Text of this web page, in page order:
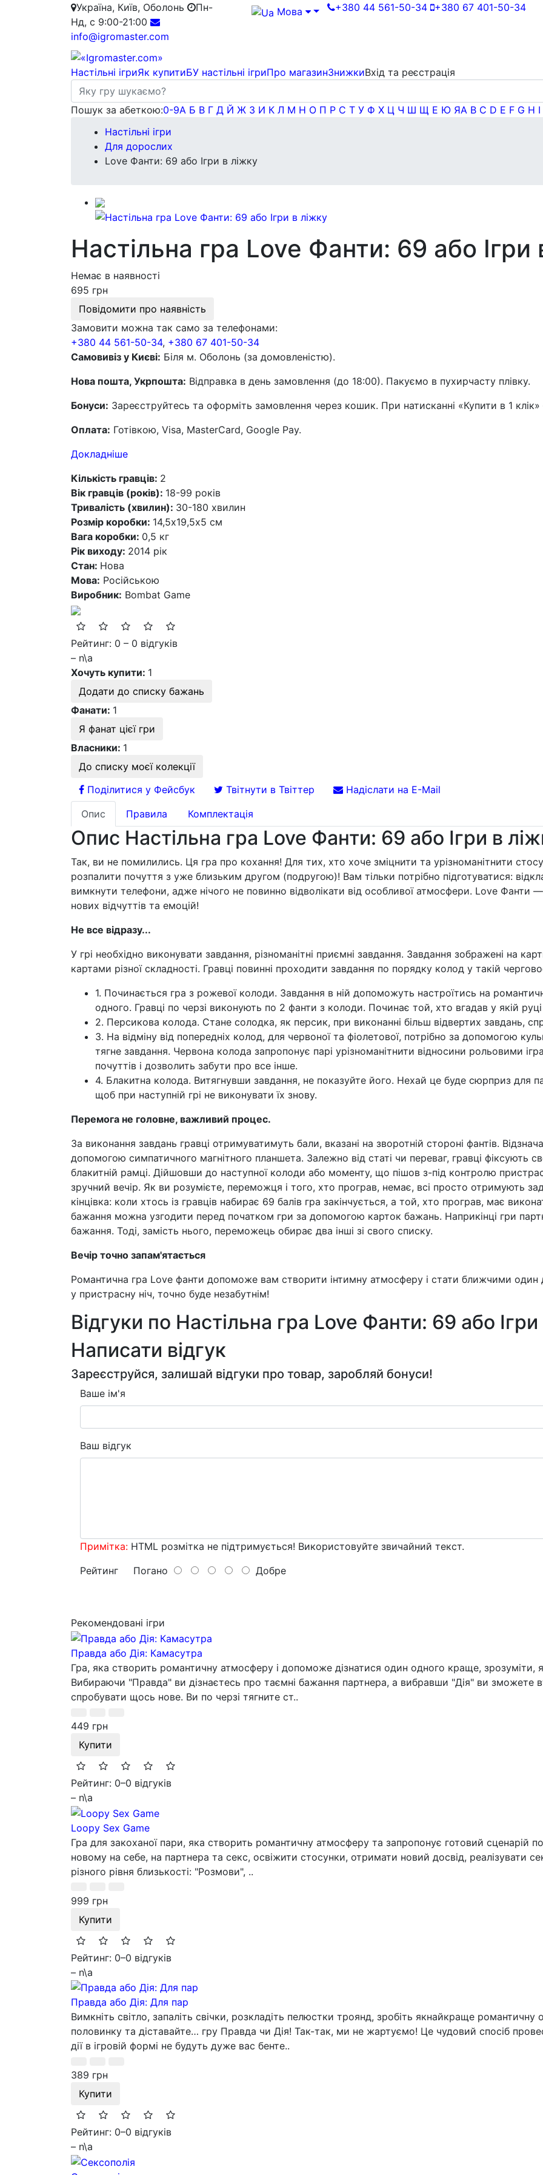
Україна, Київ, Оболонь
Пн-
Нд, с 9:00-21:00
info@igromaster.com
Мова +380 44 561-50-34 +380 67 401-50-34
Настільні ігриЯк купитиБУ настільні ігриПро магазинЗнижкиВхід та реєстрація
Пошук за абеткою:0-9А Б В Г Д Й Ж З И К Л М Н О П Р С Т У Ф Х Ц Ч Ш Щ Е Ю ЯA B C D E F G H I
Настільні ігри
Для дорослих
Love Фанти: 69 або Ігри в ліжку
Настільна гра Love Фанти: 69 або Ігри
Немає в наявності
695 грн
Повідомити про наявність
Замовити можна так само за телефонами:
+380 44 561-50-34, +380 67 401-50-34
Самовивіз у Києві: Біля м. Оболонь (за домовленістю).
Нова пошта, Укрпошта: Відправка в день замовлення (до 18:00). Пакуємо в пухирчасту плівку.
Бонуси: Зареєструйтесь та оформіть замовлення через кошик. При натисканні «Купити в 1
Оплата: Готівкою, Visa, MasterCard, Google Pay.
Докладніше
Кількість гравців: 2
Вік гравців (років): 18-99 років
Тривалість (хвилин): 30-180 хвилин
Розмір коробки: 14,5х19,5х5 см
Вага коробки: 0,5 кг
Рік виходу: 2014 рік
Стан: Нова
Мова: Російською
Виробник: Bombat Game
Рейтинг: 0 – 0 відгуків
– n\a
Хочуть купити: 1
Додати до списку бажань
Фанати: 1
Я фанат цієї гри
Власники: 1
До списку моєї колекції
Поділитися у Фейсбук
Твітнути в Твіттер
Надіслати на E-Mail
Опис
Правила Комплектація
Опис Настільна гра Love Фанти: 69 або Ігри в
Так, ви не помилились. Ця гра про кохання! Для тих, хто хоче зміцнити та урізноманітнити
розпалити почуття з уже близьким другом (подругою)! Вам тільки потрібно підготуватися:
вимкнути телефони, адже нічого не повинно відволікати від особливої атмосфери. Love
нових відчуттів та емоцій!
Не все відразу...
У грі необхідно виконувати завдання, різноманітні приємні завдання. Завдання зображені на
картами різної складності. Гравці повинні проходити завдання по порядку колод у такій
1. Починається гра з рожевої колоди. Завдання в ній допоможуть настроїтись на
одного. Гравці по черзі виконують по 2 фанти з колоди. Починає той, хто вгадав у якій
2. Персикова колода. Стане солодка, як персик, при виконанні більш відвертих завдань,
3. На відміну від попередніх колод, для червоної та фіолетової, потрібно за допомогою
тягне завдання. Червона колода запропонує парі урізноманітнити відносини рольовими
почуттів і дозволить забути про все інше.
4. Блакитна колода. Витягнувши завдання, не показуйте його. Нехай це буде сюрприз для
щоб при наступній грі не виконувати їх знову.
Перемога не головне, важливий процес.
За виконання завдань гравці отримуватимуть бали, вказані на зворотній стороні фантів.
допомогою симпатичного магнітного планшета. Залежно від статі чи переваг, гравці фіксують
блакитній рамці. Дійшовши до наступної колоди або моменту, що пішов з-під контролю
зручний вечір. Як ви розумієте, переможця і того, хто програв, немає, всі просто отримують
кінцівка: коли хтось із гравців набирає 69 балів гра закінчується, а той, хто програв, має
бажання можна узгодити перед початком гри за допомогою карток бажань. Наприкінці гри
бажання. Тоді, замість нього, переможець обирає два інші зі свого списку.
Вечір точно запам'ятається
Романтична гра Love фанти допоможе вам створити інтимну атмосферу і стати ближчими
у пристрасну ніч, точно буде незабутнім!
Відгуки по Настільна гра Love Фанти: 69 або
Написати відгук
Зареєструйся, залишай відгуки про товар, заробляй бонуси!
Ваше ім'я
Ваш відгук
Примітка: HTML розмітка не підтримується! Використовуйте звичайний текст.
Рейтинг Погано Добре
Рекомендовані ігри
Правда або Дія: Камасутра
Гра, яка створить романтичну атмосферу і допоможе дізнатися один одного краще, зрозуміти,
Вибираючи "Правда" ви дізнаєтесь про таємні бажання партнера, а вибравши "Дія" ви зможете
спробувати щось нове. Ви по черзі тягните ст..
449 грн
Купити
Рейтинг: 0–0 відгуків
– n\a
Loopy Sex Game
Гра для закоханої пари, яка створить романтичну атмосферу та запропонує готовий сценарій
новому на себе, на партнера та секс, освіжити стосунки, отримати новий досвід, реалізувати
різного рівня близькості: "Розмови", ..
999 грн
Купити
Рейтинг: 0–0 відгуків
– n\a
Правда або Дія: Для пар
Вимкніть світло, запаліть свічки, розкладіть пелюстки троянд, зробіть якнайкраще романтичну
половинку та діставайте… гру Правда чи Дія! Так-так, ми не жартуємо! Це чудовий спосіб
дії в ігровій формі не будуть дуже вас бенте..
389 грн
Купити
Рейтинг: 0–0 відгуків
– n\a